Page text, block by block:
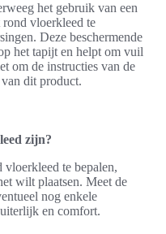
het gebruik van een
vloerkleed te
Deze beschermende
het tapijt en helpt om vuil
om de instructies van de
dit product.
zijn?
te bepalen,
wilt plaatsen. Meet de
nog enkele
en comfort.